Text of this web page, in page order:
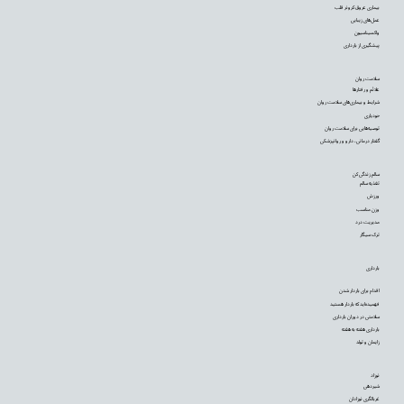
نوزاد
شیردهی
غربالگری نوزادان
بارداری
اقدام برای باردار شدن
فهمیده‌اید که باردار هستید
سلامتی در دوران بارداری
بارداری هفته به هفته
زایمان و تولد
سالم زندگی کن
تغذیه سالم
ورزش
وزن مناسب
مدیریت درد
ترک سیگار
سلامت روان
علائم و رفتارها
شرایط و بیماری‌های سلامت روان
خودیاری
توصیه‌‌هایی برای سلامت روان
گفتار درمانی، دارو و روانپزشکی
بیماری عروق کرونر قلب
عمل‌های زیبایی
واکسیناسیون
پیشگیری از بارداری